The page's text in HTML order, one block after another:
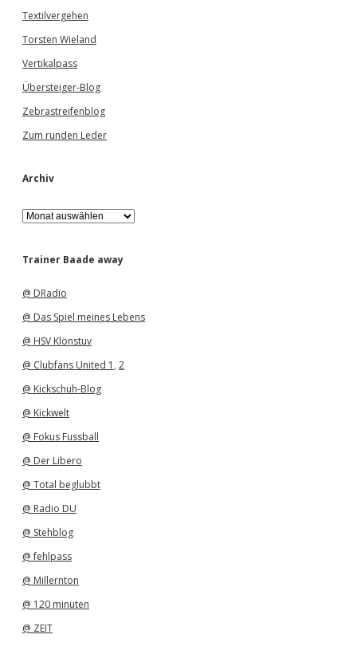
Textilvergehen
Torsten Wieland
Vertikalpass
Übersteiger-Blog
Zebrastreifenblog
Zum runden Leder
Archiv
A
r
h
Trainer Baade away
@ DRadio
@ Das Spiel meines Lebens
@ HSV Klönstuv
@ Clubfans United 1 , 2
@ Kickschuh-Blog
@ Kickwelt
@ Fokus Fussball
@ Der Libero
@ Total beglubbt
@ Radio DU
@ Stehblog
@ fehlpass
@ Millernton
@ 120 minuten
@ ZEIT